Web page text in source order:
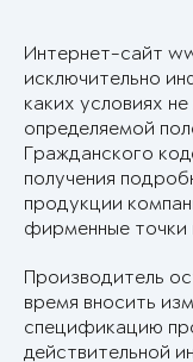
Интернет-сайт
исключительно
каких условиях
определяемой
Гражданского
получения
продукции
фирменные
Производитель
время вносить
спецификацию
действительной